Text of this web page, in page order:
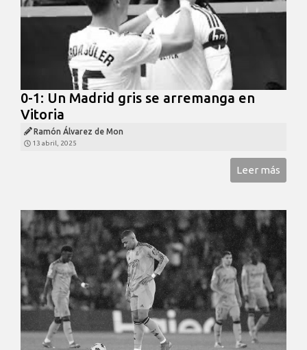
0-1: Un Madrid gris se arremanga en
Vitoria
Ramón Álvarez de Mon
13 abril, 2025
Leer más